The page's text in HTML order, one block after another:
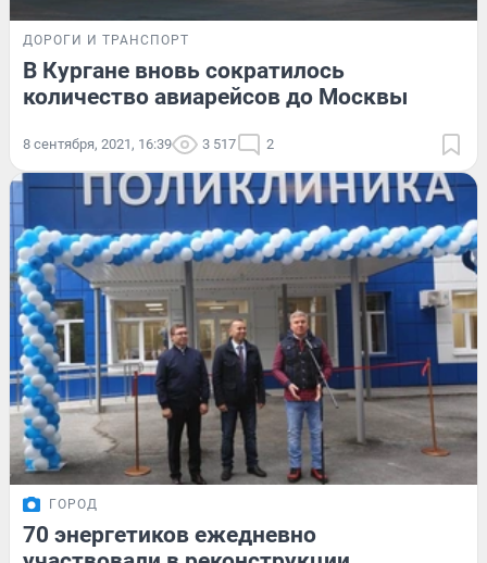
ДОРОГИ И ТРАНСПОРТ
В Кургане вновь сократилось
количество авиарейсов до Москвы
8 сентября, 2021, 16:39 3 517 2
ГОРОД
70 энергетиков ежедневно